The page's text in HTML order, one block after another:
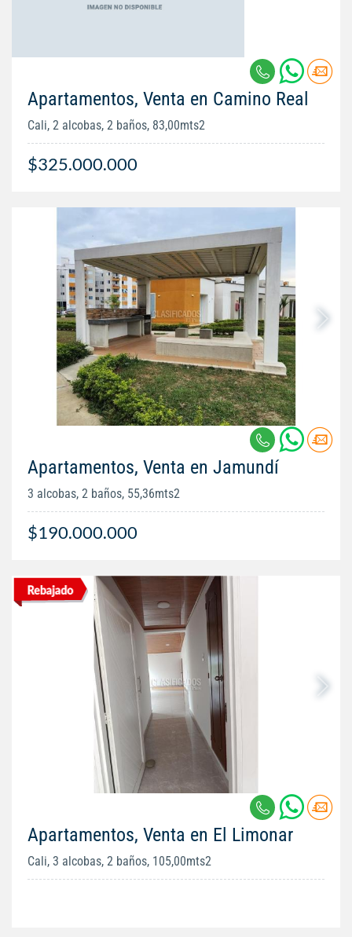
Apartamentos, Venta en Camino Real
Cali, 2 alcobas, 2 baños, 83,00mts2
$325.000.000
Apartamentos, Venta en Jamundí
3 alcobas, 2 baños, 55,36mts2
$190.000.000
Apartamentos, Venta en El Limonar
Cali, 3 alcobas, 2 baños, 105,00mts2